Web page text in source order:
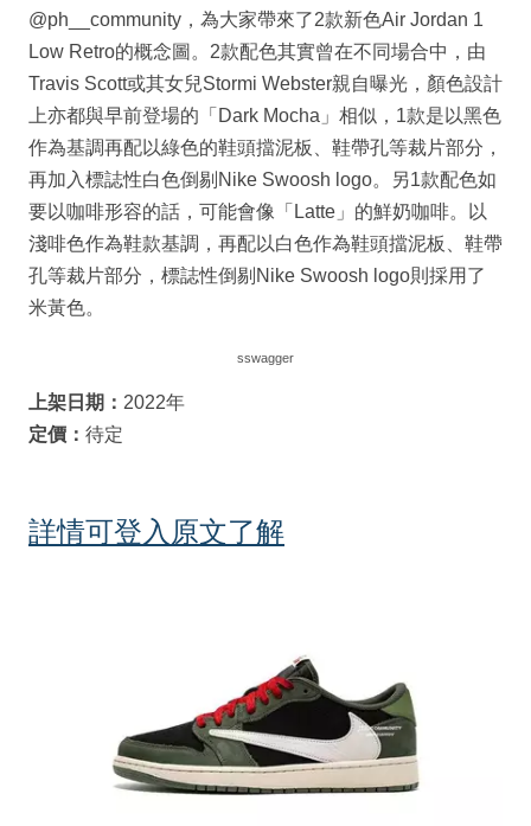
@ph__community，為大家帶來了2款新色Air Jordan 1
Low Retro的概念圖。2款配色其實曾在不同場合中，由
Travis Scott或其女兒Stormi Webster親自曝光，顏色設計
上亦都與早前登場的「Dark Mocha」相似，1款是以黑色
作為基調再配以綠色的鞋頭擋泥板、鞋帶孔等裁片部分，
再加入標誌性白色倒剔Nike Swoosh logo。另1款配色如
要以咖啡形容的話，可能會像「Latte」的鮮奶咖啡。以
淺啡色作為鞋款基調，再配以白色作為鞋頭擋泥板、鞋帶
孔等裁片部分，標誌性倒剔Nike Swoosh logo則採用了
米黃色。
sswagger
上架日期： 2022年
定價： 待定
詳情可登入原文了解